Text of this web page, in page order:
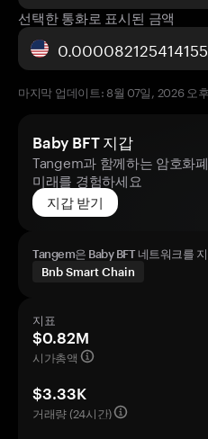
선택한 통화로 표시된 금액
마지막 업데이트: 8월 07일, 2026 오후
Baby BFT 지갑
Tangem과 함께하는 암호화
미래를 경험하세요
지갑 받기
Tangem은 Baby BFT 네트워크를
Bnb Smart Chain
지표
$0.82M
시가총액
$3.33K
거래량 (24시간)